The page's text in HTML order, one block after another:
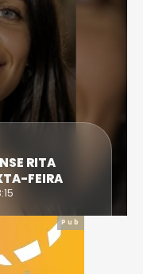
RITA
FEIRA
Pub